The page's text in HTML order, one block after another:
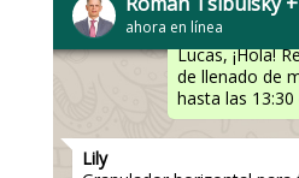
ahora en líneaRoman Tsibulsky
Lucas, ¡Hola!
de llenado de
hasta las
Lily